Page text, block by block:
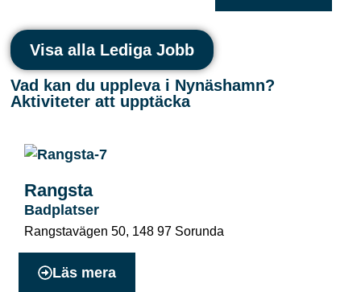
Visa alla Lediga Jobb
Vad kan du uppleva i Nynäshamn?
Aktiviteter att upptäcka
Rangsta
Badplatser
Rangstavägen 50, 148 97 Sorunda
Läs mera